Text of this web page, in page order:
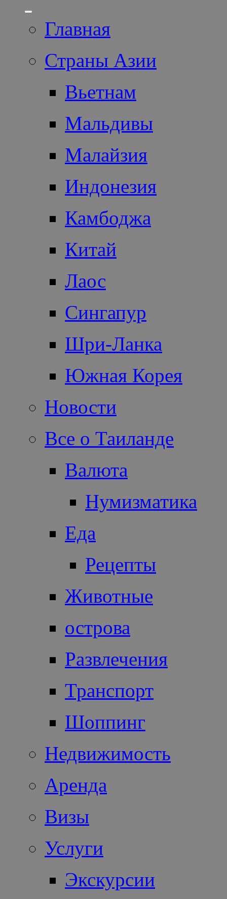
Главная
Страны Азии
Вьетнам
Мальдивы
Малайзия
Индонезия
Камбоджа
Китай
Лаос
Сингапур
Шри-Ланка
Южная Корея
Новости
Все о Таиланде
Валюта
Нумизматика
Еда
Рецепты
Животные
острова
Развлечения
Транспорт
Шоппинг
Недвижимость
Аренда
Визы
Услуги
Экскурсии